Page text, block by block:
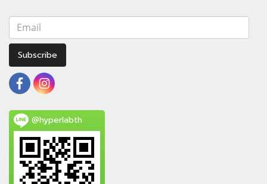
Subscribe
@hyperlabth